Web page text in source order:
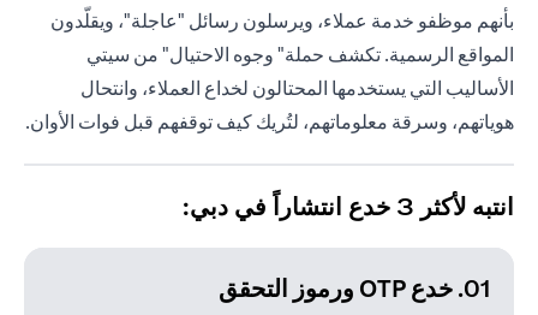
بأنهم موظفو خدمة عملاء، ويرسلون رسائل "عاجلة"، ويقلّدون
المواقع الرسمية. تكشف حملة" وجوه الاحتيال" من سيتي
الأساليب التي يستخدمها المحتالون لخداع العملاء، وانتحال
هوياتهم، وسرقة معلوماتهم، لتُريك كيف توقفهم قبل فوات الأوان.
انتبه لأكثر 3 خدع انتشاراً في دبي:
01. خدع OTP ورموز التحقق